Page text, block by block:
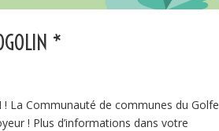
*
! La Communauté de communes du Golfe
! Plus d’informations dans votre